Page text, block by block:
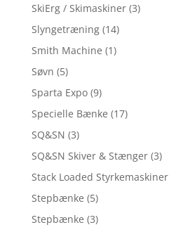
SkiErg / Skimaskiner (3)
Slyngetræning (14)
Smith Machine (1)
Søvn (5)
Sparta Expo (9)
Specielle Bænke (17)
SQ&SN (3)
SQ&SN Skiver & Stænger (3)
Stack Loaded Styrkemaskiner
Stepbænke (5)
Stepbænke (3)